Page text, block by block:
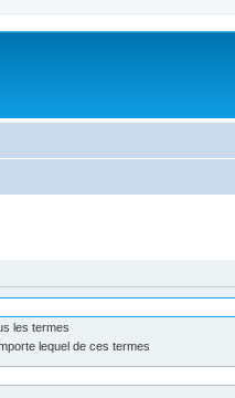
les termes
lequel de ces termes